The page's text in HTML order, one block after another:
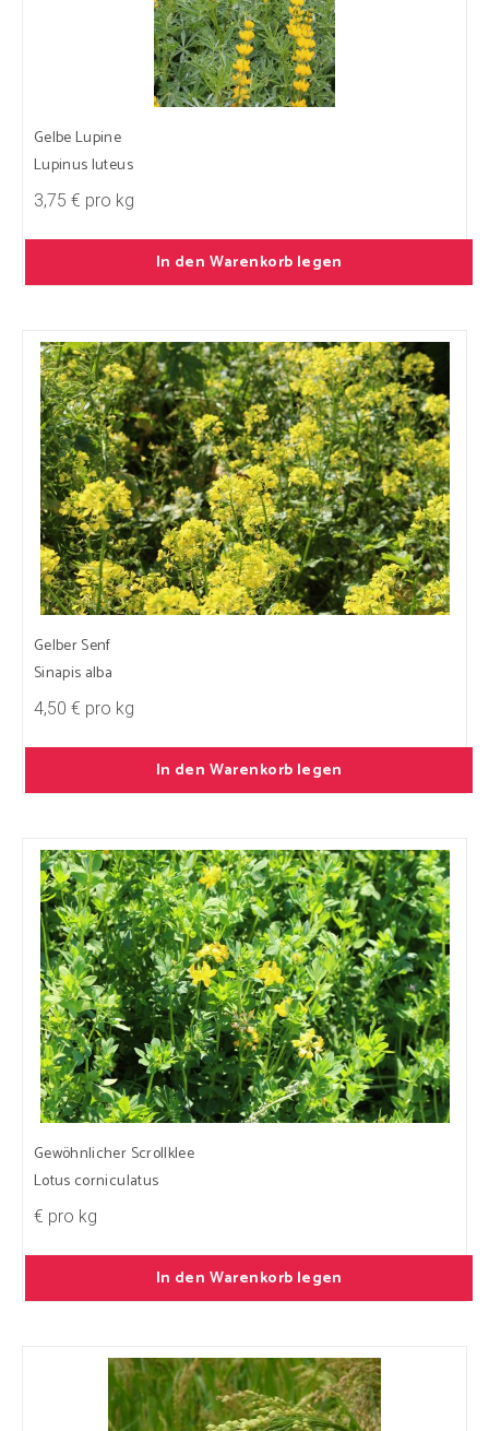
Gelbe Lupine
Lupinus luteus
3,75 € pro kg
In den Warenkorb legen
Gelber Senf
Sinapis alba
4,50 € pro kg
In den Warenkorb legen
Gewöhnlicher Scrollklee
Lotus corniculatus
€ pro kg
In den Warenkorb legen